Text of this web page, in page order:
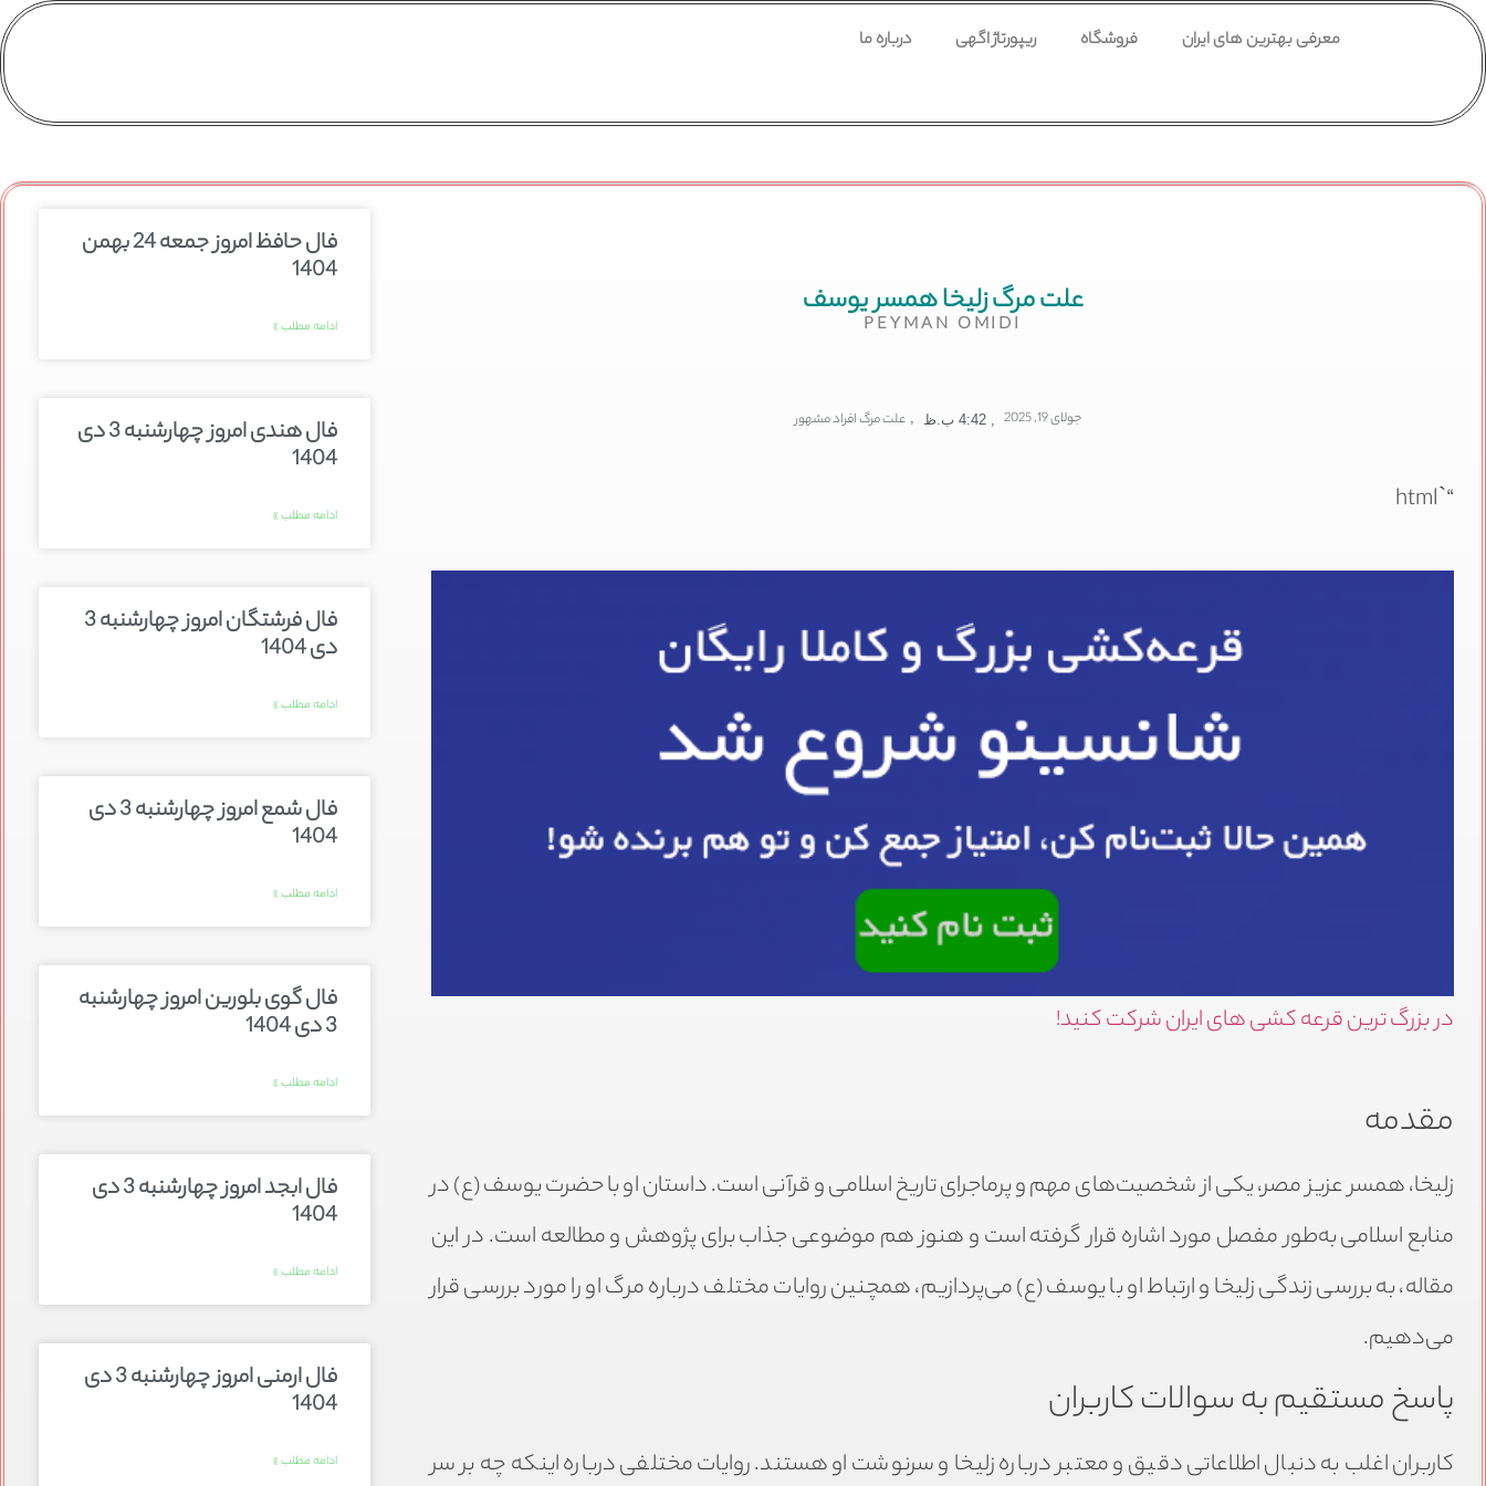
معرفی بهترین های ایران فروشگاه ریپورتاژ اگهی درباره ما
علت مرگ زلیخا همسر یوسف
PEYMAN OMIDI
جولای 19, 2025 4:42 ب.ظ , علت مرگ افراد مشهور
“`html
در بزرگ ترین قرعه کشی های ایران شرکت کنید!
مقدمه
زلیخا، همسر عزیز مصر، یکی از شخصیت‌های مهم و پرماجرای تاریخ اسلامی و قرآنی است. داستان او با حضرت یوسف (ع) در
منابع اسلامی به‌طور مفصل مورد اشاره قرار گرفته است و هنوز هم موضوعی جذاب برای پژوهش و مطالعه است. در این
مقاله، به بررسی زندگی زلیخا و ارتباط او با یوسف (ع) می‌پردازیم، همچنین روایات مختلف درباره مرگ او را مورد بررسی قرار
می‌دهیم.
پاسخ مستقیم به سوالات کاربران
کاربران اغلب به دنبال اطلاعاتی دقیق و معتبر درباره زلیخا و سرنوشت او هستند. روایات مختلفی درباره اینکه چه بر سر
فال حافظ امروز جمعه 24 بهمن
1404
ادامه مطلب »
فال هندی امروز چهارشنبه 3 دی
1404
ادامه مطلب »
فال فرشتگان امروز چهارشنبه 3
دی 1404
ادامه مطلب »
فال شمع امروز چهارشنبه 3 دی
1404
ادامه مطلب »
فال گوی بلورین امروز چهارشنبه
3 دی 1404
ادامه مطلب »
فال ابجد امروز چهارشنبه 3 دی
1404
ادامه مطلب »
فال ارمنی امروز چهارشنبه 3 دی
1404
ادامه مطلب »